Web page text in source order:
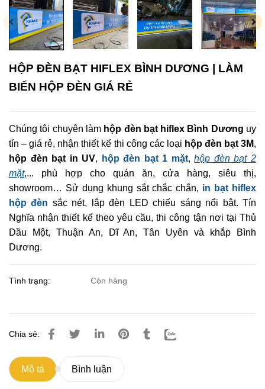
HỘP ĐÈN BẠT HIFLEX BÌNH DƯƠNG | LÀM
BIỂN HỘP ĐÈN GIÁ RẺ
Chúng tôi chuyên làm hộp đèn bạt hiflex Bình Dương uy
tín – giá rẻ, nhận thiết kế thi công các loại hộp đèn bạt 3M,
hộp đèn bạt in UV, hộp đèn bạt 1 mặt,hộp đèn bạt 2
mặt,... phù hợp cho quán ăn, cửa hàng, siêu thị,
showroom… Sử dụng khung sắt chắc chắn, in bạt hiflex
hộp đèn sắc nét, lắp đèn LED chiếu sáng nổi bật. Tín
Nghĩa nhận thiết kế theo yêu cầu, thi công tận nơi tại Thủ
Dầu Một, Thuận An, Dĩ An, Tân Uyên và khắp Bình
Dương.
Tình trạng: Còn hàng
Chia sẻ:
Mô tả Bình luận